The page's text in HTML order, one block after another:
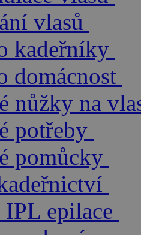
vlasů
kadeřníky
domácnost
nůžky na
potřeby
pomůcky
IPL epilace